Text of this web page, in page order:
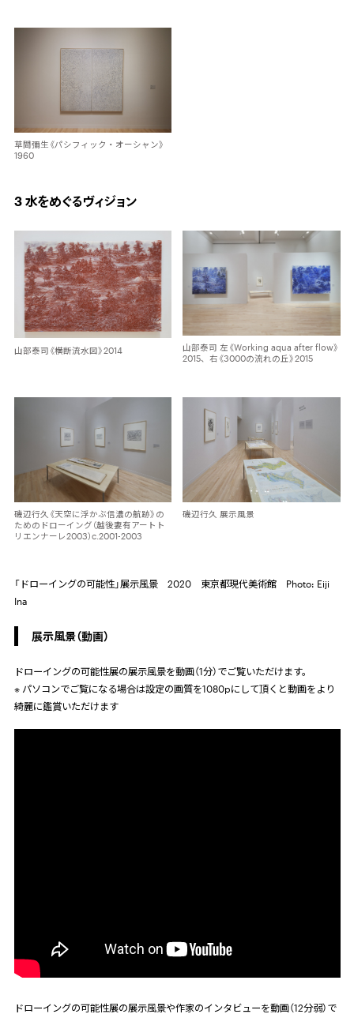
草間彌生《パシフィック・オーシャン》
1960
3 水をめぐるヴィジョン
山部泰司《横断流水図》2014
山部泰司 左《Working aqua after flow》
2015、右《3000の流れの丘》2015
磯辺行久《天空に浮かぶ信濃の航跡》の
ためのドローイング（越後妻有アートト
リエンナーレ2003）c.2001-2003
磯辺行久 展示風景
「ドローイングの可能性」展示風景 2020 東京都現代美術館 Photo: Eiji
Ina
展示風景（動画）
ドローイングの可能性展の展示風景を動画（1分）でご覧いただけます。
※ パソコンでご覧になる場合は設定の画質を1080pにして頂くと動画をより
綺麗に鑑賞いただけます
ドローイングの可能性展の展示風景や作家のインタビューを動画（12分弱）で